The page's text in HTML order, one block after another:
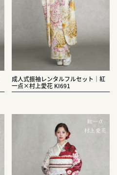
成人式振袖レンタルフルセット｜紅
一点×村上愛花 KI691